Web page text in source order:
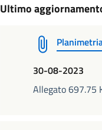
Ultimo
30-08-2023
Allegato 697.75